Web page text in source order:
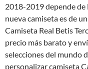
2018-2019 depende de
nueva camiseta es de
Camiseta Real Betis
precio más barato y
selecciones del mundo
personalizar camiseta